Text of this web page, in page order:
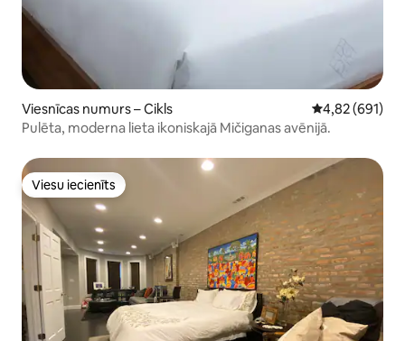
Viesnīcas numurs – Cikls Vidējais
4,82 (691)
Pulēta, moderna lieta ikoniskajā Mičiganas avēnijā.
Viesu iecienīts
Viesu iecienīts